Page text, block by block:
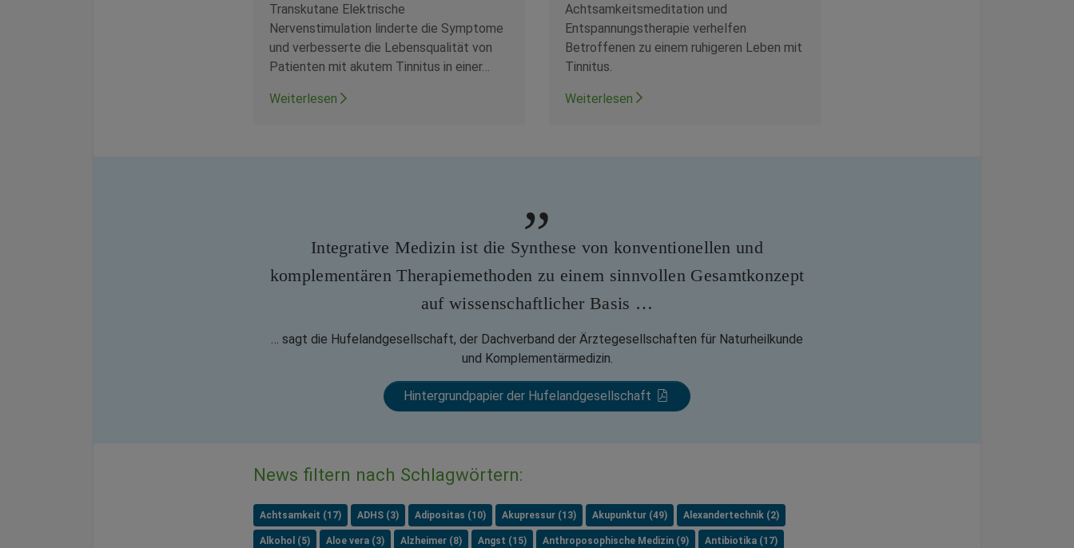
Transkutane Elektrische
Nervenstimulation linderte die Symptome
und verbesserte die Lebensqualität von
Patienten mit akutem Tinnitus in einer…
Weiterlesen
Achtsamkeitsmeditation und
Entspannungstherapie verhelfen
Betroffenen zu einem ruhigeren Leben mit
Tinnitus.
Weiterlesen
Integrative Medizin ist die Synthese von konventionellen und
komplementären Therapiemethoden zu einem sinnvollen Gesamtkonzept
auf wissenschaftlicher Basis …
… sagt die Hufelandgesellschaft, der Dachverband der Ärztegesellschaften für Naturheilkunde
und Komplementärmedizin.
Hintergrundpapier der Hufelandgesellschaft
News filtern nach Schlagwörtern:
Achtsamkeit (17) ADHS (3) Adipositas (10) Akupressur (13) Akupunktur (49) Alexandertechnik (2)
Alkohol (5) Aloe vera (3) Alzheimer (8) Angst (15) Anthroposophische Medizin (9) Antibiotika (17)